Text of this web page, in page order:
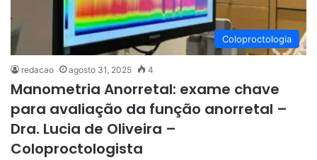
Coloproctologia
redacao agosto 31, 2025 4
Manometria Anorretal: exame chave
para avaliação da função anorretal –
Dra. Lucia de Oliveira –
Coloproctologista